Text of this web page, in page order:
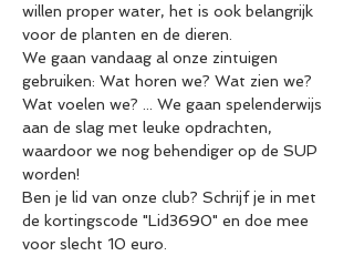
willen proper water, het is ook belangrijk
voor de planten en de dieren.
We gaan vandaag al onze zintuigen
gebruiken: Wat horen we? Wat zien we?
Wat voelen we? ... We gaan spelenderwijs
aan de slag met leuke opdrachten,
waardoor we nog behendiger op de SUP
worden!
Ben je lid van onze club? Schrijf je in met
de kortingscode "Lid3690" en doe mee
voor slecht 10 euro.